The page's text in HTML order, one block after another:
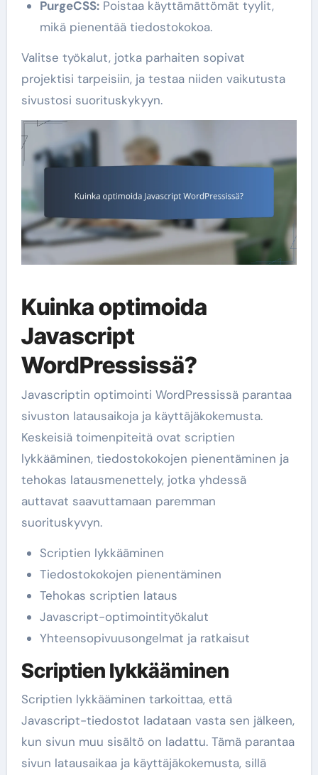
PurgeCSS:Poistaa käyttämättömät tyylit,
mikä pienentää tiedostokokoa.
Valitse työkalut, jotka parhaiten sopivat
projektisi tarpeisiin, ja testaa niiden vaikutusta
sivustosi suorituskykyyn.
Kuinka optimoida
Javascript
WordPressissä?
Javascriptin optimointi WordPressissä parantaa
sivuston latausaikoja ja käyttäjäkokemusta.
Keskeisiä toimenpiteitä ovat scriptien
lykkääminen, tiedostokokojen pienentäminen ja
tehokas latausmenettely, jotka yhdessä
auttavat saavuttamaan paremman
suorituskyvyn.
Scriptien lykkääminen
Tiedostokokojen pienentäminen
Tehokas scriptien lataus
Javascript-optimointityökalut
Yhteensopivuusongelmat ja ratkaisut
Scriptien lykkääminen
Scriptien lykkääminen tarkoittaa, että
Javascript-tiedostot ladataan vasta sen jälkeen,
kun sivun muu sisältö on ladattu. Tämä parantaa
sivun latausaikaa ja käyttäjäkokemusta, sillä